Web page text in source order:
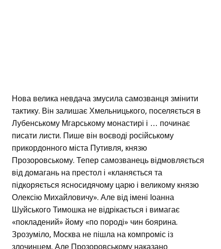
Нова велика невдача змусила самозванця змінити
тактику. Він залишає Хмельницького, поселяється в
Лубенському Мгарському монастирі і … починає
писати листи. Пише він воєводі російському
прикордонного міста Путивля, князю
Прозоровському. Тепер самозванець відмовляється
від домагань на престол і «кланяється та
підкоряється ясносидячому царю і великому князю
Олексію Михайловичу». Але від імені Іоанна
Шуйського Тимошка не відрікається і вимагає
«покладений» йому «по породі» чин боярина.
Зрозуміло, Москва не пішла на компроміс із
злочинцем. Але Прозоровському наказано